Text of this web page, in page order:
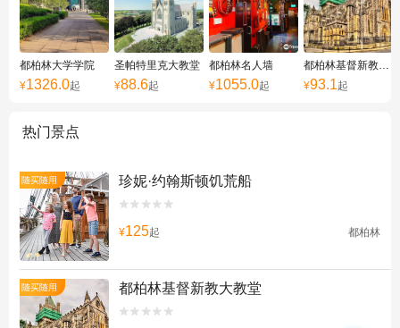
都柏林大学学院
¥1326.0起
圣帕特里克大教堂
¥88.6起
都柏林名人墙
¥1055.0起
都柏林基督新教大教堂
¥93.1起
热门景点
随买随用 珍妮·约翰斯顿饥荒船


¥125起 都柏林
随买随用 都柏林基督新教大教堂

